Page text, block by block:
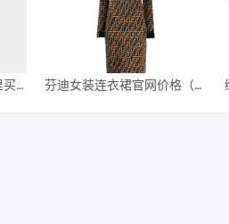
盘点 高仿蒙口羽绒服哪里买 和 高仿蒙口羽绒服哪里买便宜 芬迪女装连衣裙官网价格（原单芬迪连衣裙）